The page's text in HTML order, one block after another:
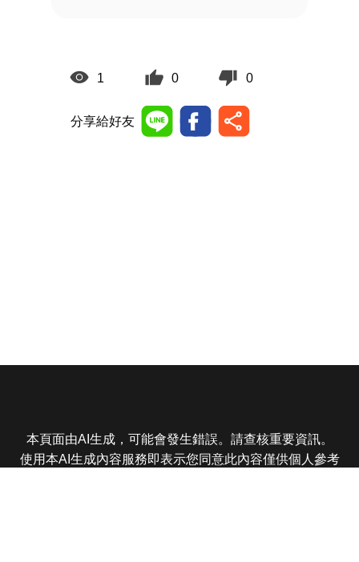
1 0 0
分享給好友
本頁面由AI生成，可能會發生錯誤。請查核重要資訊。
使用本AI生成內容服務即表示您同意此內容僅供個人參考